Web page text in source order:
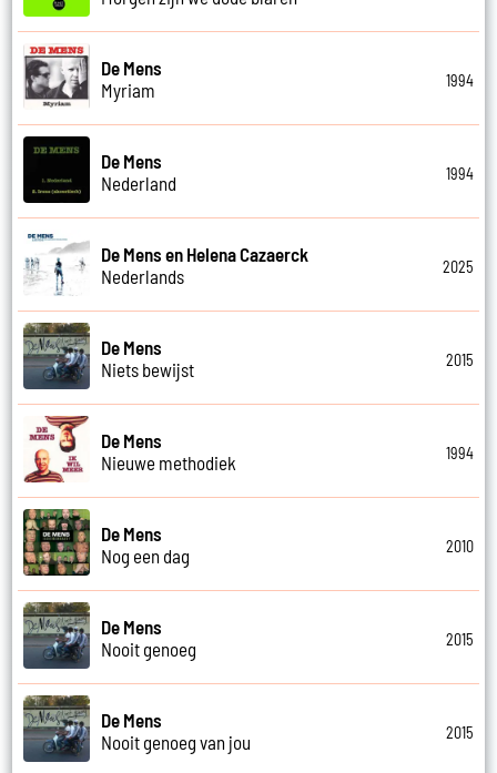
De Mens
Myriam
1994
De Mens
Nederland
1994
De Mens en Helena Cazaerck
Nederlands
2025
De Mens
Niets bewijst
2015
De Mens
Nieuwe methodiek
1994
De Mens
Nog een dag
2010
De Mens
Nooit genoeg
2015
De Mens
Nooit genoeg van jou
2015